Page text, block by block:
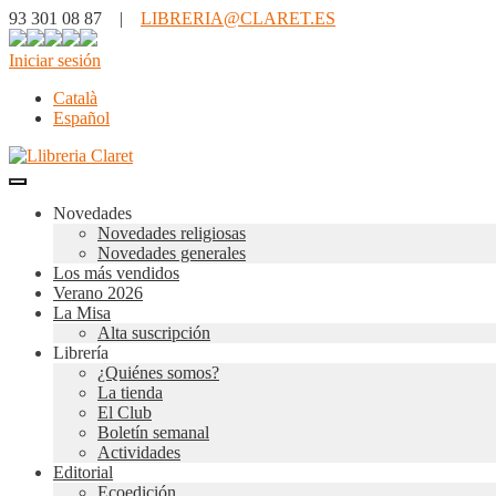
93 301 08 87 | LIBRERIA@CLARET.ES
Iniciar sesión
Català
Español
Novedades
Novedades religiosas
Novedades generales
Los más vendidos
Verano 2026
La Misa
Alta suscripción
Librería
¿Quiénes somos?
La tienda
El Club
Boletín semanal
Actividades
Editorial
Ecoedición